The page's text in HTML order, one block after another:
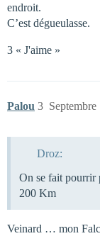
endroit.
C’est dégueulasse.
3 « J'aime »
Palou 3
Droz:
On se fait pourrir
200 Km
Veinard … mon